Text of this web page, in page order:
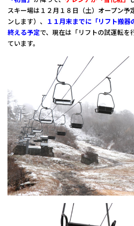
スキー場は１２月１８日（土）オープン予
ンします）、 １１月末までに「リフト搬
終える予定で、現在は「リフトの試運転を
ています。